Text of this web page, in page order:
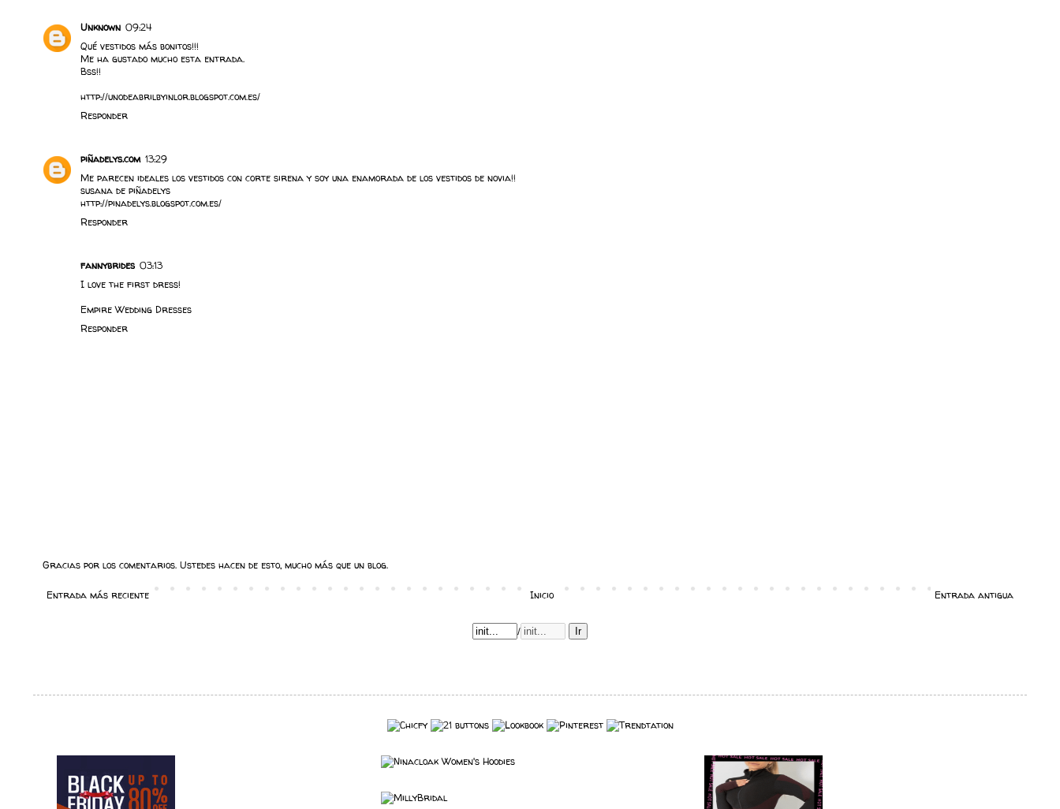
Unknown 09:24
Qué vestidos más bonitos!!!
Me ha gustado mucho esta entrada.
Bss!!
http://unodeabrilbyinlor.blogspot.com.es/
Responder
piñadelys.com 13:29
Me parecen ideales los vestidos con corte sirena y soy una enamorada de los vestidos de novia!!
susana de piñadelys
http://pinadelys.blogspot.com.es/
Responder
fannybrides 03:13
I love the first dress!
Empire Wedding Dresses
Responder
Gracias por los comentarios. Ustedes hacen de esto, mucho más que un blog.
Entrada más reciente Entrada antigua
Inicio
/